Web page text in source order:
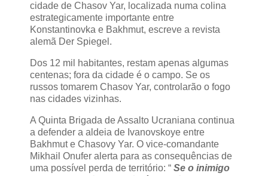
cidade de Chasov Yar, localizada numa colina
estrategicamente importante entre
Konstantinovka e Bakhmut, escreve a revista
alemã Der Spiegel.
Dos 12 mil habitantes, restam apenas algumas
centenas; fora da cidade é o campo. Se os
russos tomarem Chasov Yar, controlarão o fogo
nas cidades vizinhas.
A Quinta Brigada de Assalto Ucraniana continua
a defender a aldeia de Ivanovskoye entre
Bakhmut e Chasovy Yar. O vice-comandante
Mikhail Onufer alerta para as consequências de
uma possível perda de território: “ Se o inimigo